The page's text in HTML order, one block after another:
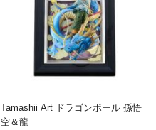
Tamashii Art ドラゴンボール 孫悟
空＆龍